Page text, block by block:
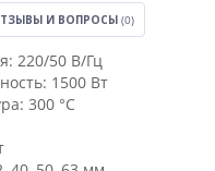
И ВОПРОСЫ (0)
220/50 В/Гц
1500 Вт
300 °С